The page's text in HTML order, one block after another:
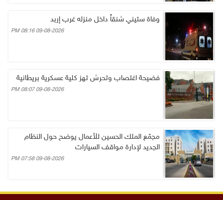
وفاة ستيني شنقاً داخل منزله غرب إربد
09-08-2026 08:16 PM
فضيحة اغتصاب وتحرش تهز كلية عسكرية بريطانية
09-08-2026 08:07 PM
مجمّع الملك الحسين للأعمال يوضح حول النظام
الجديد لإدارة مواقف السيارات
09-08-2026 07:58 PM